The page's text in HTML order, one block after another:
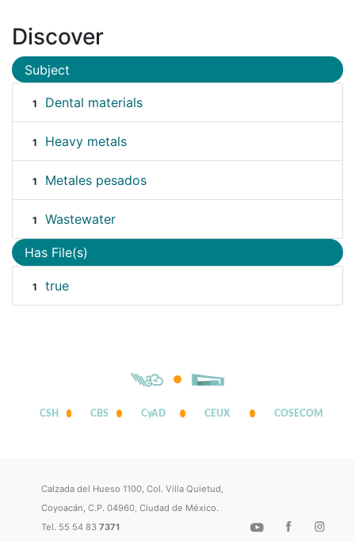
Discover
Subject
1 Dental materials
1 Heavy metals
1 Metales pesados
1 Wastewater
Has File(s)
1 true
CSH CBS CyAD CEUX COSECOM
Calzada del Hueso 1100, Col. Villa Quietud,
Coyoacán, C.P. 04960, Ciudad de México.
Tel. 55 54 837371